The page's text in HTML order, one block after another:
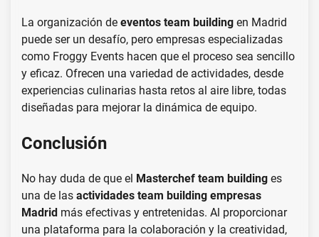
La organización de eventos team building en Madrid
puede ser un desafío, pero empresas especializadas
como Froggy Events hacen que el proceso sea sencillo
y eficaz. Ofrecen una variedad de actividades, desde
experiencias culinarias hasta retos al aire libre, todas
diseñadas para mejorar la dinámica de equipo.
Conclusión
No hay duda de que el Masterchef team building es
una de las actividades team building empresas
Madrid más efectivas y entretenidas. Al proporcionar
una plataforma para la colaboración y la creatividad,